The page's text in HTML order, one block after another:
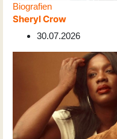
Biografien
Sheryl Crow
30.07.2026